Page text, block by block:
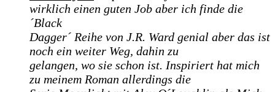
wirklich einen guten Job aber ich finde die
´Black
Dagger´ Reihe von J.R. Ward genial aber das ist
noch ein weiter Weg, dahin zu
gelangen, wo sie schon ist. Inspiriert hat mich
zu meinem Roman allerdings die